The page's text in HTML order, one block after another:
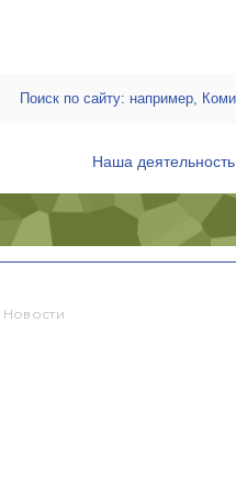
Наша деятельность
Новости